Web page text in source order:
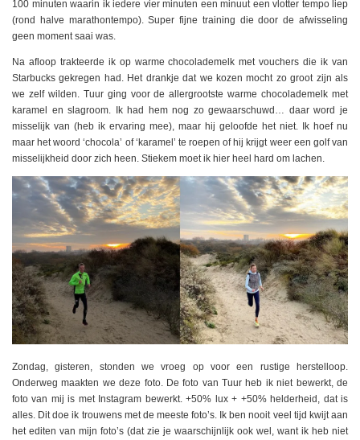
100 minuten waarin ik iedere vier minuten een minuut een vlotter tempo liep
(rond halve marathontempo). Super fijne training die door de afwisseling
geen moment saai was.
Na afloop trakteerde ik op warme chocolademelk met vouchers die ik van
Starbucks gekregen had. Het drankje dat we kozen mocht zo groot zijn als
we zelf wilden. Tuur ging voor de allergrootste warme chocolademelk met
karamel en slagroom. Ik had hem nog zo gewaarschuwd… daar word je
misselijk van (heb ik ervaring mee), maar hij geloofde het niet. Ik hoef nu
maar het woord ‘chocola’ of ‘karamel’ te roepen of hij krijgt weer een golf van
misselijkheid door zich heen. Stiekem moet ik hier heel hard om lachen.
Zondag, gisteren, stonden we vroeg op voor een rustige herstelloop.
Onderweg maakten we deze foto. De foto van Tuur heb ik niet bewerkt, de
foto van mij is met Instagram bewerkt. +50% lux + +50% helderheid, dat is
alles. Dit doe ik trouwens met de meeste foto’s. Ik ben nooit veel tijd kwijt aan
het editen van mijn foto’s (dat zie je waarschijnlijk ook wel, want ik heb niet